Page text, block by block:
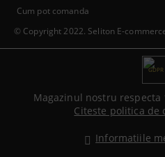
© Copyright 2022. Seliton E-
Cum pot comanda
GDPR
Magazinul nostru respecta
Citeste politica de
Informatiile